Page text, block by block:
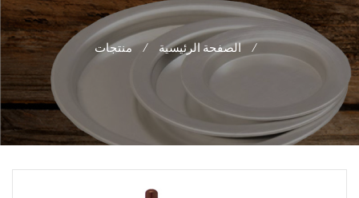
الصفحة الرئيسية / منتجات /